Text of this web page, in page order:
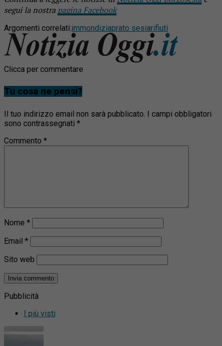
segui la nostra pagina Facebook
Argomenti correlati:immondiziaprato sesiarifiuti
Clicca per commentare
Tu cosa ne pensi?
Il tuo indirizzo email non sarà pubblicato.
I campi obbligatori
sono contrassegnati *
Commento *
Nome *
Email *
Sito web
Pubblicità
I più visti